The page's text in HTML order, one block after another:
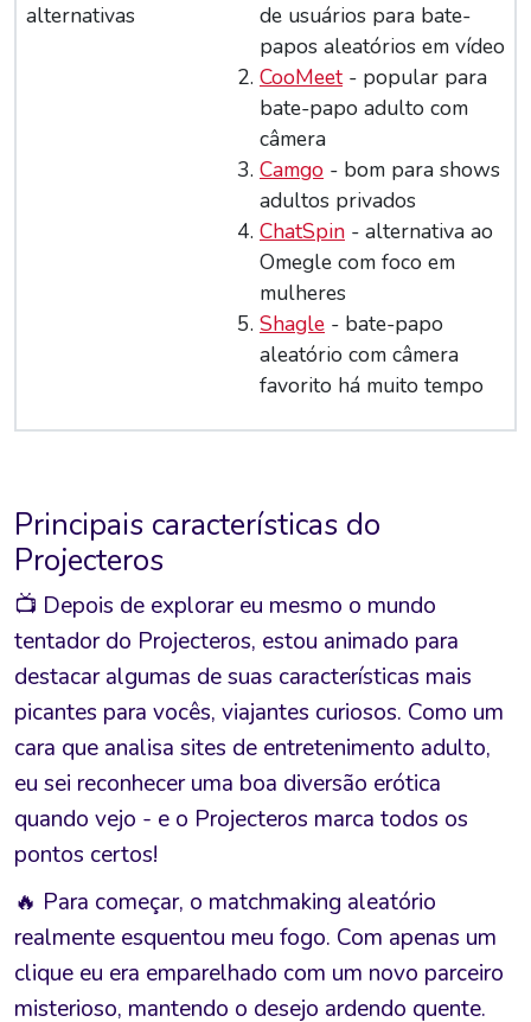
alternativas
de usuários para bate-
papos aleatórios em vídeo
CooMeet- popular para
bate-papo adulto com
câmera
Camgo - bom para shows
adultos privados
ChatSpin - alternativa ao
Omegle com foco em
mulheres
Shagle - bate-papo
aleatório com câmera
favorito há muito tempo
Principais características do
Projecteros
📺 Depois de explorar eu mesmo o mundo
tentador do Projecteros, estou animado para
destacar algumas de suas características mais
picantes para vocês, viajantes curiosos. Como um
cara que analisa sites de entretenimento adulto,
eu sei reconhecer uma boa diversão erótica
quando vejo - e o Projecteros marca todos os
pontos certos!
🔥 Para começar, o matchmaking aleatório
realmente esquentou meu fogo. Com apenas um
clique eu era emparelhado com um novo parceiro
misterioso, mantendo o desejo ardendo quente.